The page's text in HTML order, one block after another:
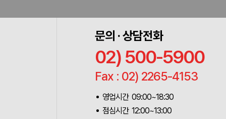
문의 · 상담전화
02) 500-5900
Fax : 02) 2265-4153
영업시간 09:00~18:30
점심시간 12:00~13:00